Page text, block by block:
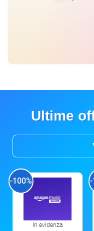
Ultime
-100%
In evidenza
-